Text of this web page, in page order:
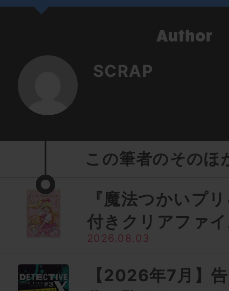
SCRAP
この筆者のそのほ
『魔法つかいプ
付きクリアファ
2026.08.03
【2026年7月】